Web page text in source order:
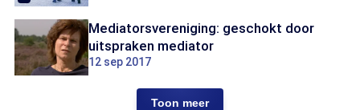
Mediatorsvereniging: geschokt door
uitspraken mediator
12 sep 2017
Toon meer